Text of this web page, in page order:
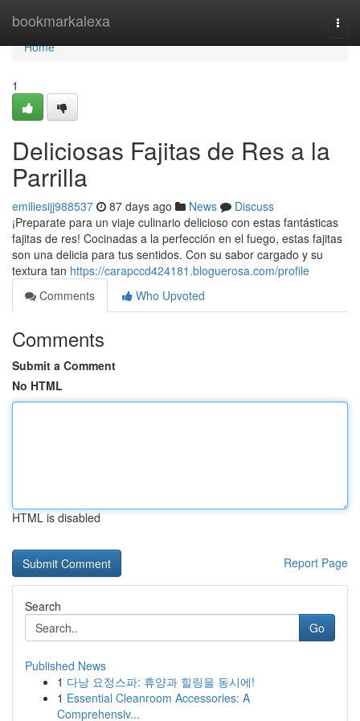
bookmarkalexa
Home
Home
1
Deliciosas Fajitas de Res a la
Parrilla
emiliesijj988537 87 days ago News
Discuss
¡Preparate para un viaje culinario delicioso con estas fantásticas
fajitas de res! Cocinadas a la perfección en el fuego, estas fajitas
son una delicia para tus sentidos. Con su sabor cargado y su
textura tan https://carapccd424181.bloguerosa.com/profile
Comments
Who Upvoted
Comments
Submit a Comment
No HTML
HTML is disabled
Report Page
Search
Go
Published News
1 다낭 요정스파: 휴양과 힐링을 동시에!
1 Essential Cleanroom Accessories: A
Comprehensiv...